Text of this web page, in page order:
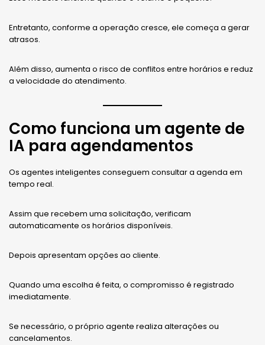
Entretanto, conforme a operação cresce, ele começa a gerar
atrasos.
Além disso, aumenta o risco de conflitos entre horários e reduz
a velocidade do atendimento.
Como funciona um agente de
IA para agendamentos
Os agentes inteligentes conseguem consultar a agenda em
tempo real.
Assim que recebem uma solicitação, verificam
automaticamente os horários disponíveis.
Depois apresentam opções ao cliente.
Quando uma escolha é feita, o compromisso é registrado
imediatamente.
Se necessário, o próprio agente realiza alterações ou
cancelamentos.